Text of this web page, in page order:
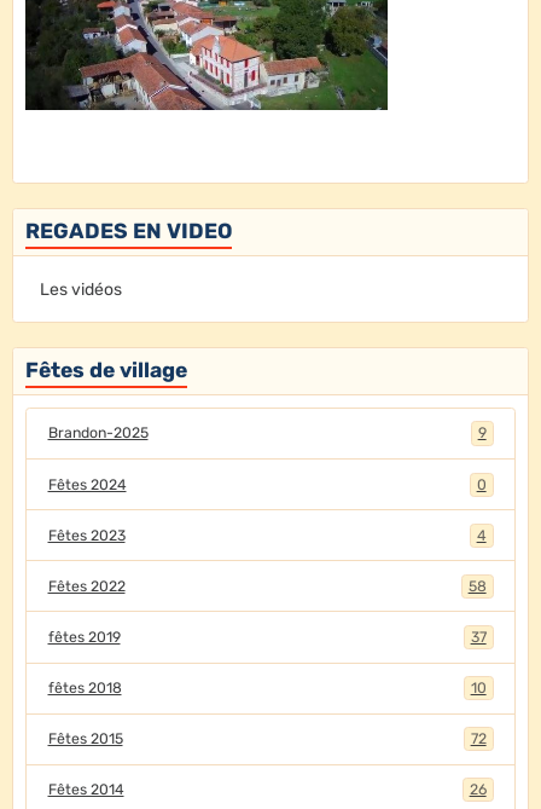
REGADES EN VIDEO
Les vidéos
Fêtes de village
Brandon-2025 9
Fêtes 2024 0
Fêtes 2023 4
Fêtes 2022 58
fêtes 2019 37
fêtes 2018 10
Fêtes 2015 72
Fêtes 2014 26